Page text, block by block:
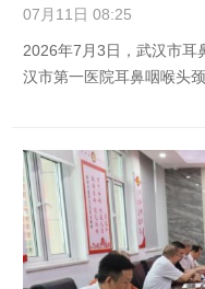
07月11日 08:25
2026年7月3日，武汉市耳
汉市第一医院耳鼻咽喉头